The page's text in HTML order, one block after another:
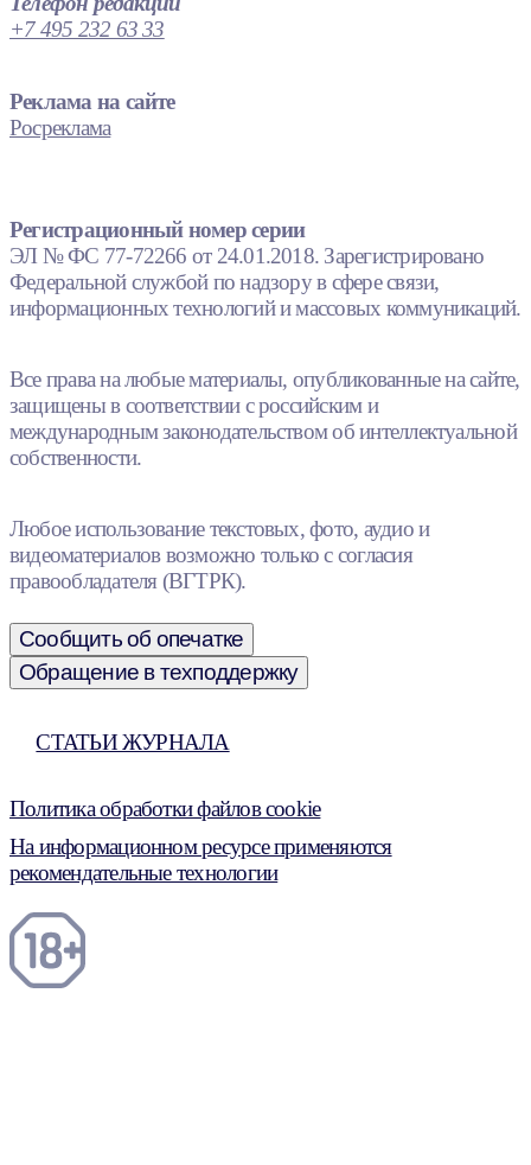
+7 495 232 63 33
Реклама на сайте
Росреклама
Регистрационный номер серии
ЭЛ № ФС 77-72266 от 24.01.2018. Зарегистрировано
Федеральной службой по надзору в сфере связи,
информационных технологий и массовых коммуникаций.
Все права на любые материалы, опубликованные на сайте,
защищены в соответствии с российским и
международным законодательством об интеллектуальной
собственности.
Любое использование текстовых, фото, аудио и
видеоматериалов возможно только с согласия
правообладателя (ВГТРК).
Сообщить об опечатке
Обращение в техподдержку
СТАТЬИ ЖУРНАЛА
Политика обработки файлов cookie
На информационном ресурсе применяются
рекомендательные технологии